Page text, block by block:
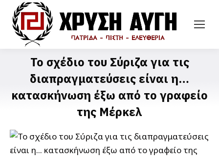
Το σχέδιο του Σύριζα για τις
διαπραγματεύσεις είναι η…
κατασκήνωση έξω από το γραφείο
της Μέρκελ